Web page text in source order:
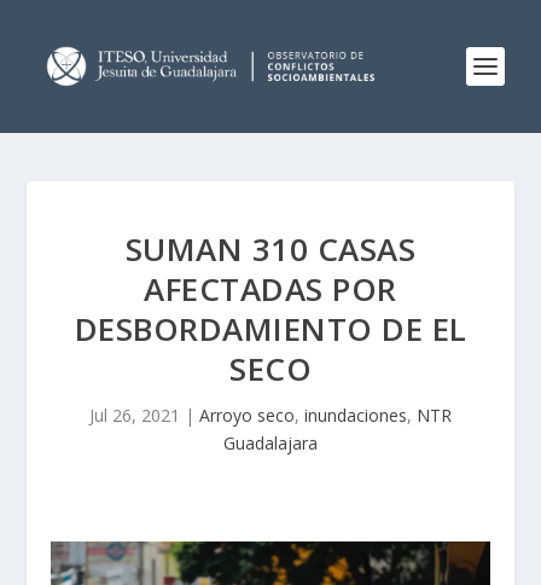
SUMAN 310 CASAS
AFECTADAS POR
DESBORDAMIENTO DE EL
SECO
Jul 26, 2021 | Arroyo seco, inundaciones, NTR
Guadalajara